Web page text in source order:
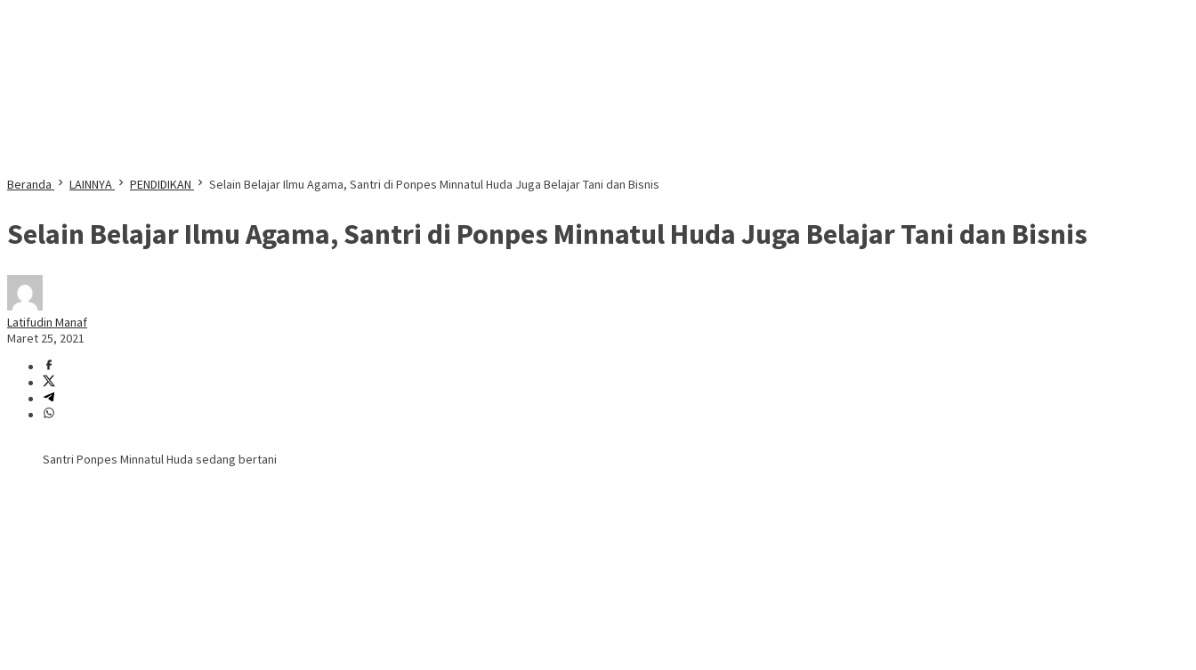
Beranda LAINNYA PENDIDIKAN Selain Belajar Ilmu Agama, Santri di Ponpes Minnatul Huda Juga Belajar Tani dan Bisnis
Selain Belajar Ilmu Agama, Santri di Ponpes Minnatul Huda Juga Belajar Tani dan Bisnis
Latifudin Manaf
Maret 25, 2021
Santri Ponpes Minnatul Huda sedang bertani